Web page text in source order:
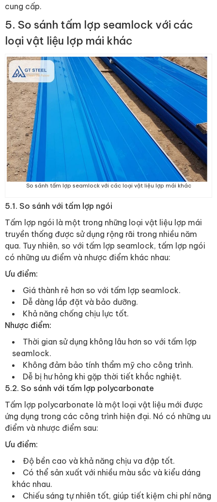
cung cấp.
5. So sánh tấm lợp seamlock với các
loại vật liệu lợp mái khác
So sánh tấm lợp seamlock với các loại vật liệu lợp mái khác
5.1. So sánh với tấm lợp ngói
Tấm lợp ngói là một trong những loại vật liệu lợp mái
truyền thống được sử dụng rộng rãi trong nhiều năm
qua. Tuy nhiên, so với tấm lợp seamlock, tấm lợp ngói
có những ưu điểm và nhược điểm khác nhau:
Ưu điểm:
Giá thành rẻ hơn so với tấm lợp seamlock.
Dễ dàng lắp đặt và bảo dưỡng.
Khả năng chống chịu lực tốt.
Nhược điểm:
Thời gian sử dụng không lâu hơn so với tấm lợp
seamlock.
Không đảm bảo tính thẩm mỹ cho công trình.
Dễ bị hư hỏng khi gặp thời tiết khắc nghiệt.
5.2. So sánh với tấm lợp polycarbonate
Tấm lợp polycarbonate là một loại vật liệu mới được
ứng dụng trong các công trình hiện đại. Nó có những ưu
điểm và nhược điểm sau:
Ưu điểm:
Độ bền cao và khả năng chịu va đập tốt.
Có thể sản xuất với nhiều màu sắc và kiểu dáng
khác nhau.
Chiếu sáng tự nhiên tốt, giúp tiết kiệm chi phí năng